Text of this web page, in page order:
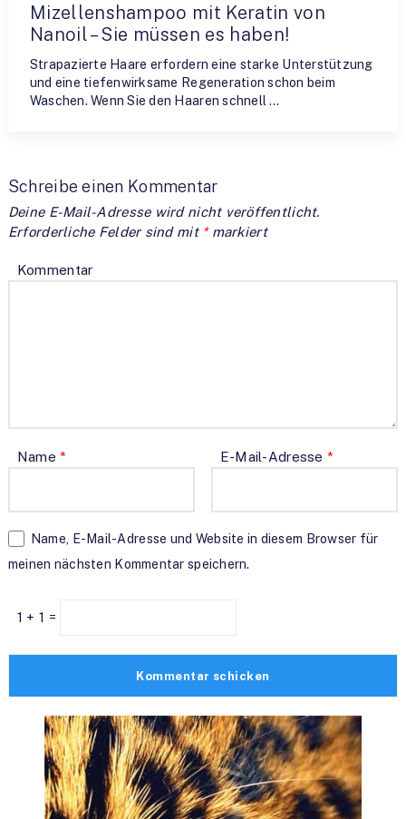
Mizellenshampoo mit Keratin von
Nanoil – Sie müssen es haben!
Strapazierte Haare erfordern eine starke Unterstützung
und eine tiefenwirksame Regeneration schon beim
Waschen. Wenn Sie den Haaren schnell …
Schreibe einen Kommentar
Deine E-Mail-Adresse wird nicht veröffentlicht.
Erforderliche Felder sind mit *markiert
Kommentar
Name* E-Mail-Adresse *
Name, E-Mail-Adresse und Website in diesem Browser für
meinen nächsten Kommentar speichern.
1 + 1 =